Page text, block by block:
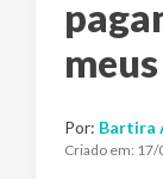
Por: Bartira
Criado em: 17/